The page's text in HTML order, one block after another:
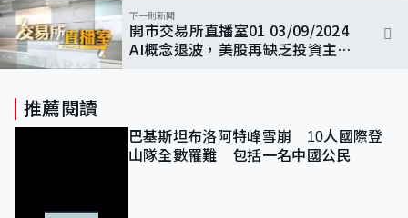
下一則新聞
開市交易所直播室01 03/09/2024
AI概念退波，美股再缺乏投資主
推薦閱讀
巴基斯坦布洛阿特峰雪崩 10人國際登
山隊全數罹難 包括一名中國公民